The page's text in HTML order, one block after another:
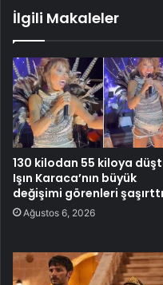
İlgili Makaleler
130 kilodan 55 kiloya
Işın Karaca’nın büyük
değişimi görenleri şaşırttı
Ağustos 6, 2026